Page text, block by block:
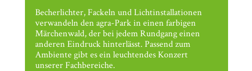
Becherlichter, Fackeln und Lichtinstallationen
verwandeln den agra-Park in einen farbigen
Märchenwald, der bei jedem Rundgang einen
anderen Eindruck hinterlässt. Passend zum
Ambiente gibt es ein leuchtendes Konzert
unserer Fachbereiche.